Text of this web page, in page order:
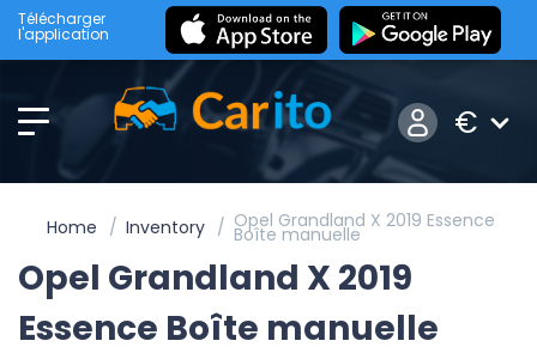
Télécharger
l'application
€
Home Inventory Opel Grandland X 2019 Essence
Boîte manuelle
Opel Grandland X 2019
Essence Boîte manuelle